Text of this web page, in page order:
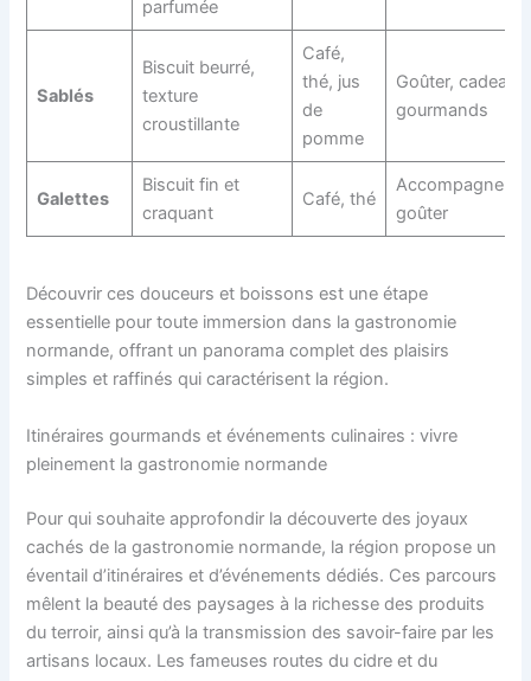
parfumée
Sablés
Biscuit beurré,
texture
croustillante
Café,
thé, jus
de
pomme
Goûter, cadeaux
gourmands
Galettes
Biscuit fin et
craquant
Café, thé
goûter
Découvrir ces douceurs et boissons est une étape
essentielle pour toute immersion dans la gastronomie
normande, offrant un panorama complet des plaisirs
simples et raffinés qui caractérisent la région.
Itinéraires gourmands et événements culinaires : vivre
pleinement la gastronomie normande
Pour qui souhaite approfondir la découverte des joyaux
cachés de la gastronomie normande, la région propose un
éventail d’itinéraires et d’événements dédiés. Ces parcours
mêlent la beauté des paysages à la richesse des produits
du terroir, ainsi qu’à la transmission des savoir-faire par les
artisans locaux. Les fameuses routes du cidre et du